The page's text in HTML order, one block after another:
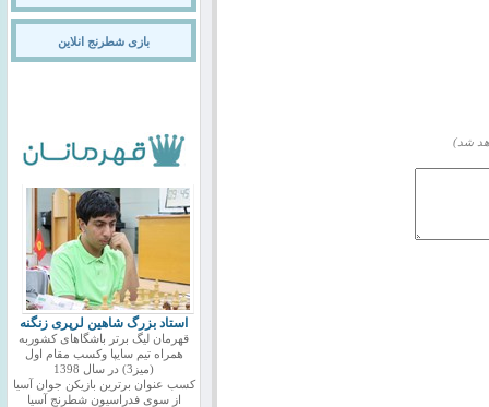
شد)
بازی شطرنج انلاین
استاد بزرگ شاهین لرپری زنگنه
قهرمان لیگ برتر باشگاهای کشوربه
همراه تیم سایپا وکسب مقام اول
(میز3) در سال 1398
کسب عنوان برترین بازیکن جوان آسیا
از سوی فدراسیون شطرنج آسیا